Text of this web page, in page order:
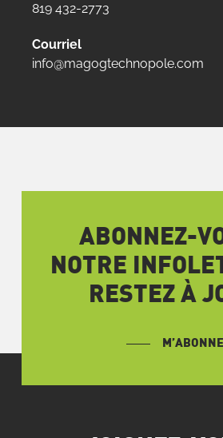
819 432-2773
Courriel
info@magogtechnopole.com
ABONNEZ-
NOTRE
RESTEZ À